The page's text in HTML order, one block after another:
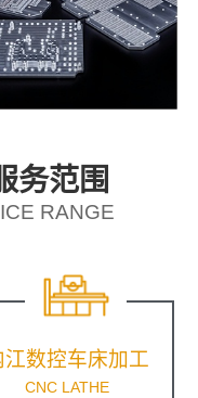
务范围
RANGE
江数控车床加工
CNC LATHE